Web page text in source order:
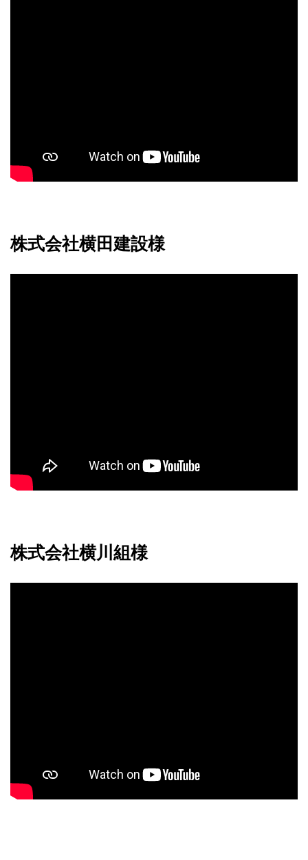
株式会社横田建設様
株式会社横川組様